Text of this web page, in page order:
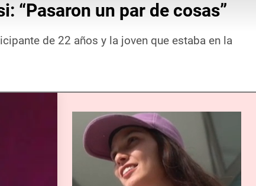
“Pasaron un par de cosas”
de 22 años y la joven que estaba en la